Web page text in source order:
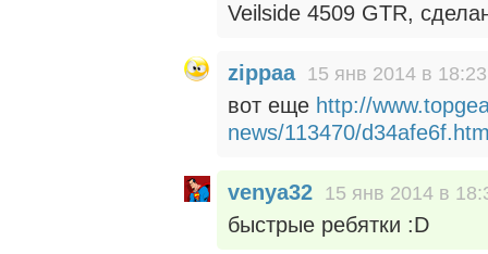
Veilside 4509 GTR,
zippaa 15 янв 2014 в 18:23
вот еще http://
news/113470/
venya32 15 янв 2014 в
быстрые ребятки :D